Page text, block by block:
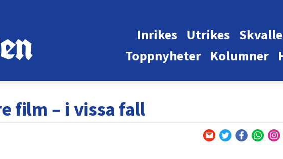
Utrikes
Inrikes
Kolumner
Toppnyheter
film – i vissa fall